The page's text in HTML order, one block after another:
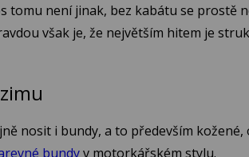
tomu není jinak, bez kabátu se prostě
však je, že největším hitem je
nosit i bundy, a to především kožené,
bundyv motorkářském stylu.